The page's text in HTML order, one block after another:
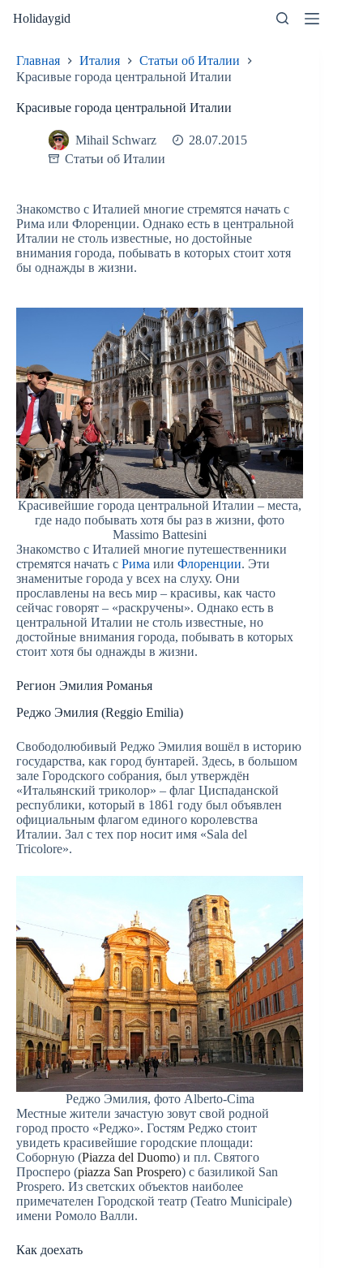
Holidaygid
Главная Италия
Статьи об Италии
Красивые города центральной Италии
Красивые города центральной Италии
Mihail Schwarz
28.07.2015
Статьи об Италии
Знакомство с Италией многие стремятся начать с
Рима или Флоренции. Однако есть в центральной
Италии не столь известные, но достойные
внимания города, побывать в которых стоит хотя
бы однажды в жизни.
Красивейшие города центральной Италии – места,
где надо побывать хотя бы раз в жизни, фото
Massimo Battesini
Знакомство с Италией многие путешественники
стремятся начать с Рима или Флоренции. Эти
знаменитые города у всех на слуху. Они
прославлены на весь мир – красивы, как часто
сейчас говорят – «раскручены». Однако есть в
центральной Италии не столь известные, но
достойные внимания города, побывать в которых
стоит хотя бы однажды в жизни.
Регион Эмилия Романья
Реджо Эмилия (Reggio Emilia)
Свободолюбивый Реджо Эмилия вошёл в историю
государства, как город бунтарей. Здесь, в большом
зале Городского собрания, был утверждён
«Итальянский триколор» – флаг Циспаданской
республики, который в 1861 году был объявлен
официальным флагом единого королевства
Италии. Зал с тех пор носит имя «Sala del
Tricolore».
Реджо Эмилия, фото Alberto-Cima
Местные жители зачастую зовут свой родной
город просто «Реджо». Гостям Реджо стоит
увидеть красивейшие городские площади:
Соборную (Piazza del Duomo) и пл. Святого
Просперо (piazza San Prospero) с базиликой San
Prospero. Из светских объектов наиболее
примечателен Городской театр (Teatro Municipale)
имени Ромоло Валли.
Как доехать